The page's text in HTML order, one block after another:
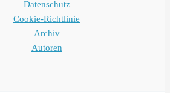
Datenschutz
Cookie-Richtlinie
Archiv
Autoren